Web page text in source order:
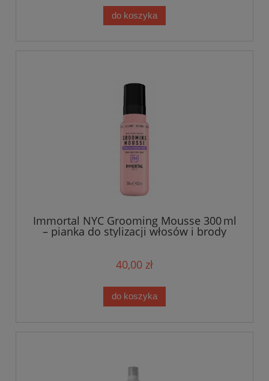
do koszyka
Immortal NYC Grooming Mousse 300 ml
– pianka do stylizacji włosów i brody
40,00 zł
do koszyka